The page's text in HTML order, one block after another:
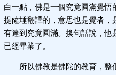
白一點，佛是一個究竟圓滿覺
提薩埵翻譯的，意思也是覺者，
有達到究竟圓滿。換句話說，他
已經畢業了。
所以佛教是佛陀的教育，整